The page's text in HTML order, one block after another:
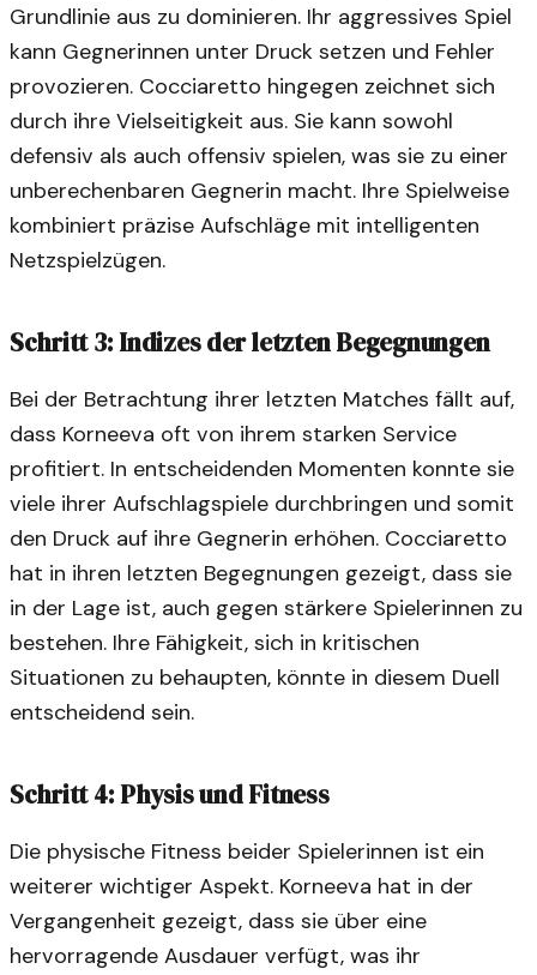
Grundlinie aus zu dominieren. Ihr aggressives Spiel
kann Gegnerinnen unter Druck setzen und Fehler
provozieren. Cocciaretto hingegen zeichnet sich
durch ihre Vielseitigkeit aus. Sie kann sowohl
defensiv als auch offensiv spielen, was sie zu einer
unberechenbaren Gegnerin macht. Ihre Spielweise
kombiniert präzise Aufschläge mit intelligenten
Netzspielzügen.
Schritt 3: Indizes der letzten Begegnungen
Bei der Betrachtung ihrer letzten Matches fällt auf,
dass Korneeva oft von ihrem starken Service
profitiert. In entscheidenden Momenten konnte sie
viele ihrer Aufschlagspiele durchbringen und somit
den Druck auf ihre Gegnerin erhöhen. Cocciaretto
hat in ihren letzten Begegnungen gezeigt, dass sie
in der Lage ist, auch gegen stärkere Spielerinnen zu
bestehen. Ihre Fähigkeit, sich in kritischen
Situationen zu behaupten, könnte in diesem Duell
entscheidend sein.
Schritt 4: Physis und Fitness
Die physische Fitness beider Spielerinnen ist ein
weiterer wichtiger Aspekt. Korneeva hat in der
Vergangenheit gezeigt, dass sie über eine
hervorragende Ausdauer verfügt, was ihr